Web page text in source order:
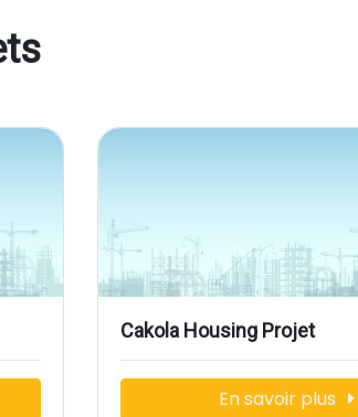
Cakola Housing Projet
En savoir plus